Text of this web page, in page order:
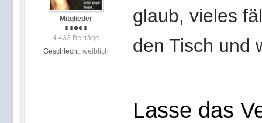
Mitglieder
4.433 Beiträge
Geschlecht: weiblich
glaub, vieles
den Tisch und
Lasse das